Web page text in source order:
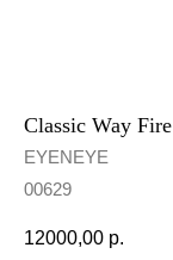
Classic Way Fire
EYENEYE
00629
12000,00 р.